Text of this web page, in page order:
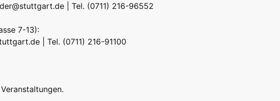
| Tel. (0711) 216-96552
7-13):
| Tel. (0711) 216-91100